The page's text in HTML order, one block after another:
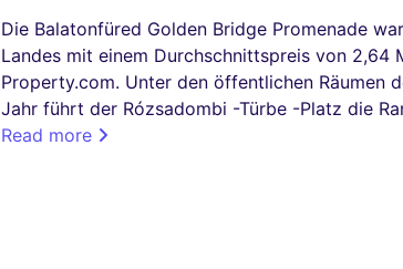
Die Balatonfüred Golden Bridge Promenade
Landes mit einem Durchschnittspreis von 2,64
Property.com. Unter den öffentlichen Räumen
Jahr führt der Rózsadombi -Türbe -Platz die
Read more